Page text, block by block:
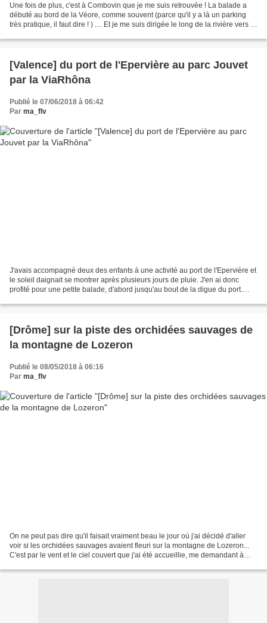
Une fois de plus, c'est à Combovin que je me suis retrouvée ! La balade a
débuté au bord de la Véore, comme souvent (parce qu'il y a là un parking
très pratique, il faut dire ! ) .... Et je me suis dirigée le long de la rivière vers le
[Valence] du port de l'Epervière au parc Jouvet
par la ViaRhôna
Publié le 07/06/2018 à 06:42
Par ma_flv
J'avais accompagné deux des enfants à une activité au port de l'Epervière et
le soleil daignait se montrer après plusieurs jours de pluie. J'en ai donc
profité pour une petite balade, d'abord jusqu'au bout de la digue du port.
[Drôme] sur la piste des orchidées sauvages de
la montagne de Lozeron
Publié le 08/05/2018 à 06:16
Par ma_flv
On ne peut pas dire qu'il faisait vraiment beau le jour où j'ai décidé d'aller
voir si les orchidées sauvages avaient fleuri sur la montagne de Lozeron...
C'est par le vent et le ciel couvert que j'ai été accueillie, me demandant à